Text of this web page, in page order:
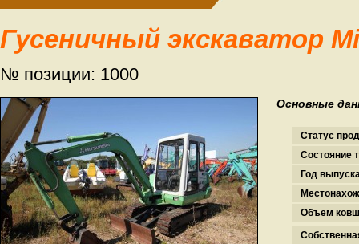
Гусеничный экскаватор
№ позиции: 1000
Основные
Статус
Состояние
Год
Объем